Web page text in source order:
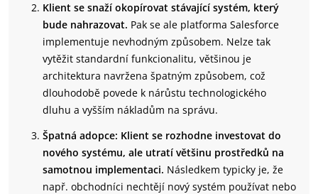
Klient se snaží okopírovat stávající systém, který
bude nahrazovat. Pak se ale platforma Salesforce
implementuje nevhodným způsobem. Nelze tak
vytěžit standardní funkcionalitu, většinou je
architektura navržena špatným způsobem, což
dlouhodobě povede k nárůstu technologického
dluhu a vyšším nákladům na správu.
Špatná adopce: Klient se rozhodne investovat do
nového systému, ale utratí většinu prostředků na
samotnou implementaci. Následkem typicky je, že
např. obchodníci nechtějí nový systém používat nebo